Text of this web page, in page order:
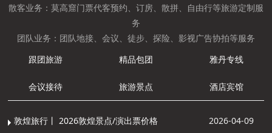
散客业务：莫高窟门票代客预约、订房、散拼、自由行等旅游定制服
务
团队业务：团队地接、会议、徒步、探险、影视广告协拍等服务
跟团旅游
精品包团 雅丹专线
会议接待 旅游景点 酒店宾馆
敦煌旅行丨 2026敦煌景点/演出票价格
2026-04-09